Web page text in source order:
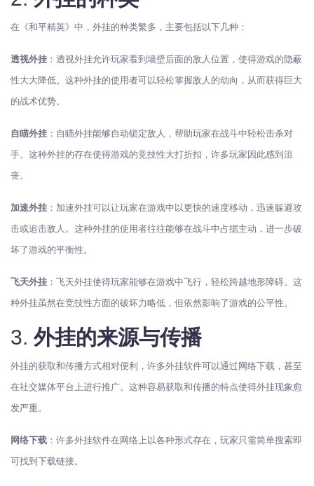
在《和平精英》中，外挂的种类繁多，主要包括以下几种：
透视外挂 ：透视外挂允许玩家看到墙壁后面的敌人位置，使得游戏的隐蔽
性大大降低。这种外挂的使用者可以轻松掌握敌人的动向，从而获得巨大
的战术优势。
自瞄外挂 ：自瞄外挂能够自动锁定敌人，帮助玩家在战斗中轻松击杀对
手。这种外挂的存在使得游戏的竞技性大打折扣，许多玩家因此感到沮
丧。
加速外挂 ：加速外挂可以让玩家在游戏中以更快的速度移动，迅速躲避攻
击或追击敌人。这种外挂的使用者往往能够在战斗中占据主动，进一步破
坏了游戏的平衡性。
飞天外挂 ：飞天外挂使得玩家能够在游戏中飞行，轻松跨越地形障碍。这
种外挂虽然在竞技性方面的破坏力略低，但依然影响了游戏的公平性。
3. 外挂的来源与传播
外挂的获取和传播方式相对便利，许多外挂软件可以通过网络下载，甚至
在社交媒体平台上进行推广。这种容易获取和传播的特点使得外挂现象愈
发严重。
网络下载 ：许多外挂软件在网络上以各种形式存在，玩家只需简单搜索即
可找到下载链接。